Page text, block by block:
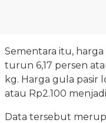
Sementara itu,
turun 6,17 persen
kg. Harga gula pasir
atau Rp2.100
Data tersebut